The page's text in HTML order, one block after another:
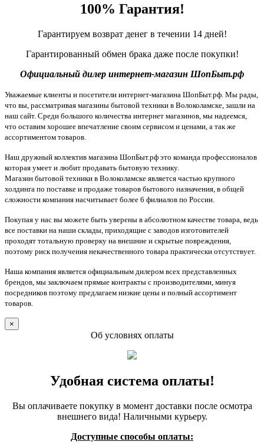
100% Гарантия!
Гарантируем возврат денег в течении 14 дней!
Гарантированный обмен брака даже после покупки!
Официальный дилер интернет-магазин ШопБыт.рф
Уважаемые клиенты и посетители интернет-магазина ШопБыт.рф. Мы рады,
что вы, рассматривая магазины бытовой техники в Волоколамске, зашли на
наш сайт. Среди большого количества интернет магазинов, мы надеемся,
что оставим хорошее впечатление своим сервисом и ценами, а так же
ассортиментом товаров.
Наш дружный коллектив магазина ШопБыт.рф это команда профессионалов
которая умеет и любит продавать бытовую технику.
Магазин бытовой техники в Волоколамске является частью крупного
холдинга по поставке и продаже товаров бытового назначения, в общей
сложности компания насчитывает более 6 филиалов по России.
Покупая у нас вы можете быть уверены в абсолютном качестве товара, ведь
все поставки на наши склады, приходящие с заводов изготовителей
проходят тотальную проверку на внешние и скрытые повреждения,
поэтому риск получения некачественного товара практически отсутствует.
Наша компания является официальным дилером всех представленных
брендов, мы заключаем прямые контракты с производителями, минуя
посредников поэтому предлагаем низкие цены и полный ассортимент
товаров.
×
Об условиях оплаты
Удобная система оплаты!
Вы оплачиваете покупку в момент доставки после осмотра
внешнего вида! Наличными курьеру.
Доступные способы оплаты: